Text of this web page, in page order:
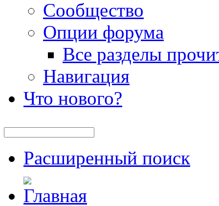
Сообщество
Опции форума
Все разделы
Навигация
Что нового?
Расширенный поиск